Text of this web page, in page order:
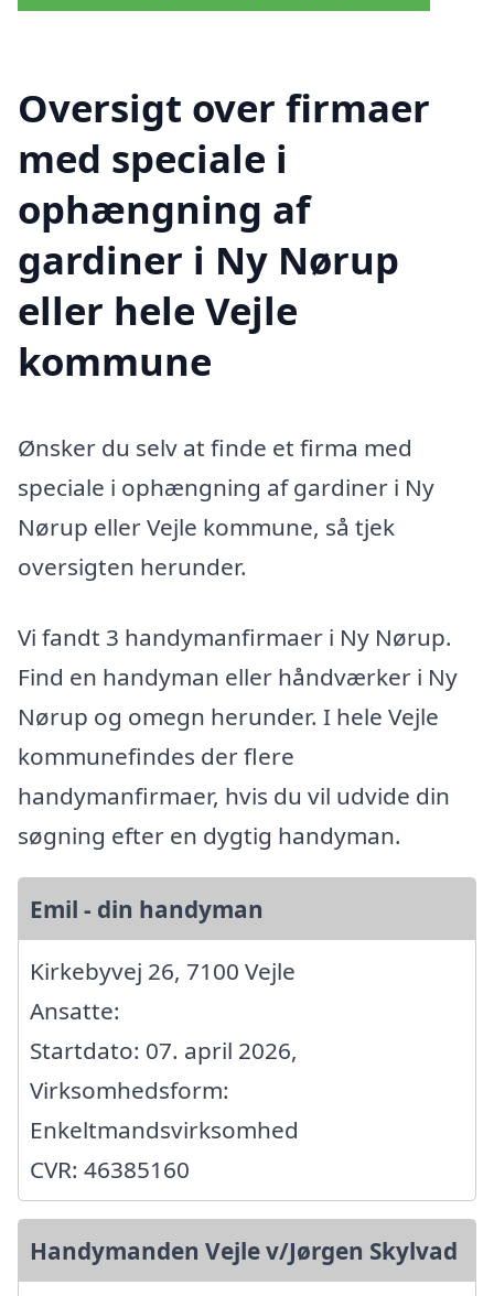
Oversigt over firmaer
med speciale i
ophængning af
gardiner i Ny Nørup
eller hele Vejle
kommune
Ønsker du selv at finde et firma med
speciale i ophængning af gardiner i Ny
Nørup eller Vejle kommune, så tjek
oversigten herunder.
Vi fandt 3 handymanfirmaer i Ny Nørup.
Find en handyman eller håndværker i Ny
Nørup og omegn herunder. I hele Vejle
kommunefindes der flere
handymanfirmaer, hvis du vil udvide din
søgning efter en dygtig handyman.
Emil - din handyman
Kirkebyvej 26, 7100 Vejle
Ansatte:
Startdato: 07. april 2026,
Virksomhedsform:
Enkeltmandsvirksomhed
CVR: 46385160
Handymanden Vejle v/Jørgen Skylvad